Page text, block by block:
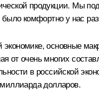
продукции. Мы
комфортно у нас
основные
от очень многих
в российской
долларов.